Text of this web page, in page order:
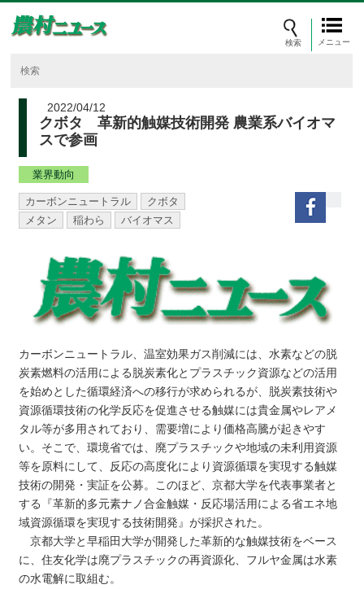
メニュー
2022/04/12
クボタ 革新的触媒技術開発 農業系バイオマ
スで参画
業界動向
カーボンニュートラル
クボタ
メタン
稲わら バイオマス
カーボンニュートラル、温室効果ガス削減には、水素などの脱
炭素燃料の活用による脱炭素化とプラスチック資源などの活用
を始めとした循環経済への移行が求められるが、脱炭素技術や
資源循環技術の化学反応を促進させる触媒には貴金属やレアメ
タル等が多用されており、需要増により価格高騰が起きやす
い。そこで、環境省では、廃プラスチックや地域の未利用資源
等を原料にして、反応の高度化により資源循環を実現する触媒
技術の開発・実証を公募。このほど、京都大学を代表事業者と
する『革新的多元素ナノ合金触媒・反応場活用による省エネ地
域資源循環を実現する技術開発』が採択された。
京都大学と早稲田大学が開発した革新的な触媒技術をベース
に、住友化学は廃プラスチックの再資源化、フルヤ金属は水素
の水電解に取組む。